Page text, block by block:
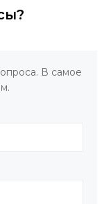
В самое